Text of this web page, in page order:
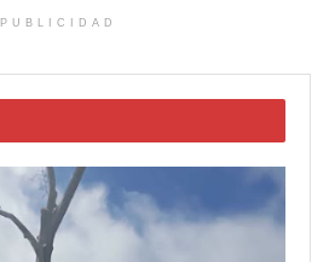
PUBLICIDAD